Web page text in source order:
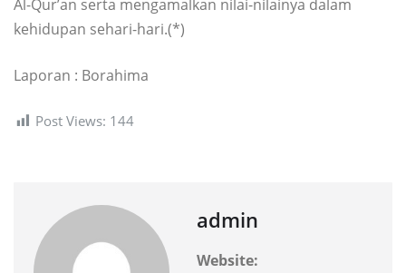
Al-Qur’an serta mengamalkan nilai-nilainya dalam
kehidupan sehari-hari.(*)
Laporan : Borahima
Post Views: 144
admin
Website: